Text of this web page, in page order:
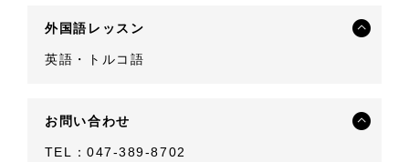
外国語レッスン
英語・トルコ語
お問い合わせ
TEL：047-389-8702